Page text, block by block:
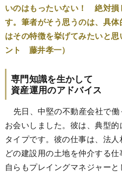
いのはもったいない！ 絶対損
す。筆者がそう思うのは、具
はその特徴を挙げてみたいと
ント 藤井孝一）
専門知識を生かして
資産運用のアドバイス
先日、中堅の不動産会社で
お会いしました。彼は、典型
タイプです。彼の仕事は、法
どの建設用の土地を仲介する
自らもプレイングマネジャー